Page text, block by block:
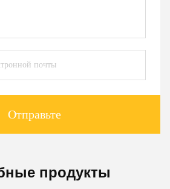
Отправьте
продукты